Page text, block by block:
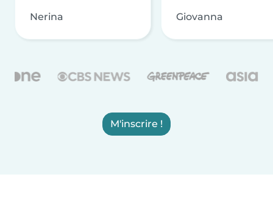
Nerina Giovanna
M'inscrire !